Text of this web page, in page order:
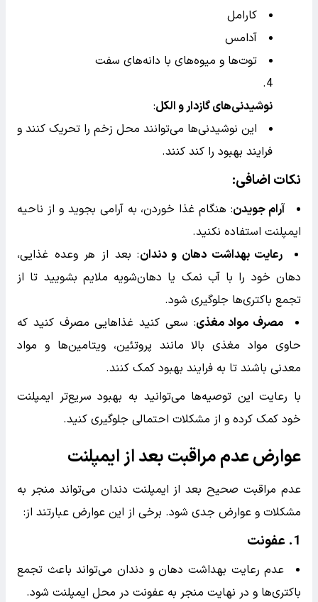
افزایش دهند و محل زخم را تحریک کنند.
غذاهای سخت و ترد:
آجیل
سیب‌زمینی سرخ‌کرده
نان سفت
کارامل
آدامس
توت‌ها و میوه‌های با دانه‌های سفت
نوشیدنی‌های گازدار و الکل
این نوشیدنی‌ها می‌توانند محل زخم را تحریک کنند و
فرایند بهبود را کند کنند.
آرام جویدن
: هنگام غذا خوردن، به آرامی بجوید و از ناحیه
رعایت بهداشت دهان و دندان: بعد از هر وعده غذایی،
تجمع باکتری‌ها جلوگیری شود.
مصرف مواد مغذی
: سعی کنید غذاهایی مصرف کنید که
حاوی مواد مغذی بالا مانند پروتئین، ویتامین‌ها و مواد
معدنی باشند تا به فرایند بهبود کمک کنند.
با رعایت این توصیه‌ها می‌توانید به بهبود سریع‌تر ایمپلنت